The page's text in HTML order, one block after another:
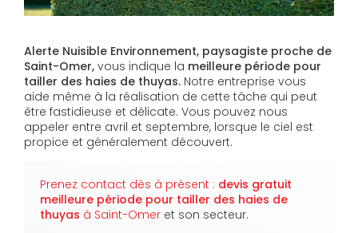
Alerte Nuisible Environnement, paysagiste proche de
Saint-Omer, vous indique la meilleure période pour
tailler des haies de thuyas. Notre entreprise vous
aide même à la réalisation de cette tâche qui peut
être fastidieuse et délicate. Vous pouvez nous
appeler entre avril et septembre, lorsque le ciel est
propice et généralement découvert.
Prenez contact dès à présent : devis gratuit
meilleure période pour tailler des haies de
thuyas à Saint-Omer et son secteur.